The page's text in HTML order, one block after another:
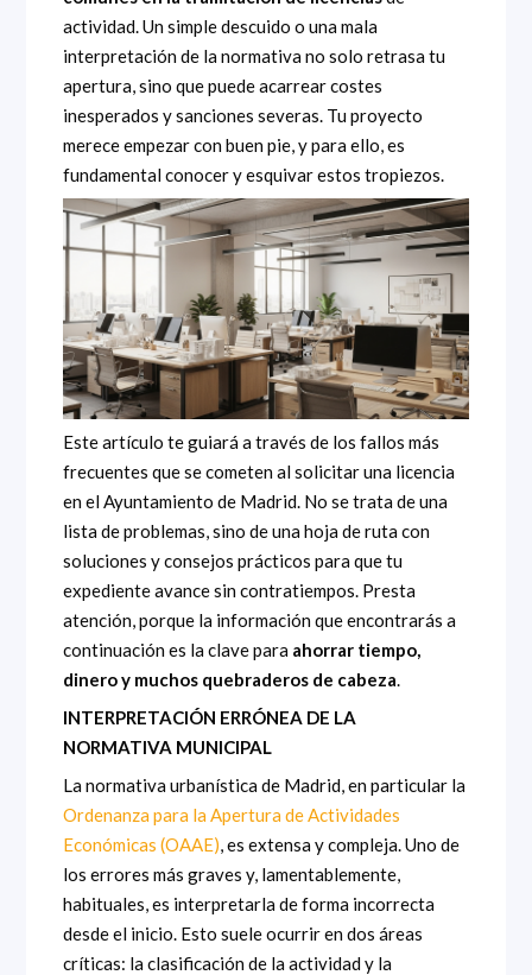
actividad. Un simple descuido o una mala
interpretación de la normativa no solo retrasa tu
apertura, sino que puede acarrear costes
inesperados y sanciones severas. Tu proyecto
merece empezar con buen pie, y para ello, es
fundamental conocer y esquivar estos tropiezos.
Este artículo te guiará a través de los fallos más
frecuentes que se cometen al solicitar una licencia
en el Ayuntamiento de Madrid. No se trata de una
lista de problemas, sino de una hoja de ruta con
soluciones y consejos prácticos para que tu
expediente avance sin contratiempos. Presta
atención, porque la información que encontrarás a
continuación es la clave para ahorrar tiempo,
dinero y muchos quebraderos de cabeza.
INTERPRETACIÓN ERRÓNEA DE LA
NORMATIVA MUNICIPAL
La normativa urbanística de Madrid, en particular la
Ordenanza para la Apertura de Actividades
Económicas (OAAE), es extensa y compleja. Uno de
los errores más graves y, lamentablemente,
habituales, es interpretarla de forma incorrecta
desde el inicio. Esto suele ocurrir en dos áreas
críticas: la clasificación de la actividad y la